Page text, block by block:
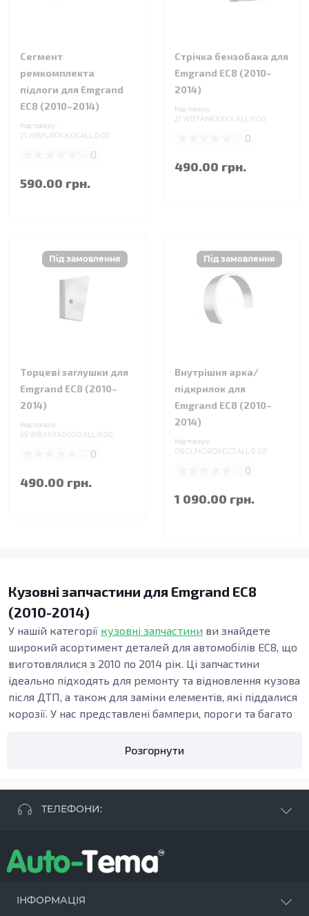
Сегмент
ремкомплекта
підлоги для Emgrand
EC8 (2010–2014)
Код товару:
21.WBFLRPXXXX.ALL.0.00
0
590.00 грн.
Стрічка бензобака для
Emgrand EC8 (2010–
2014)
Код товару:
21.WBTANKXXXX.ALL.0.00
0
490.00 грн.
Торцеві заглушки для
Emgrand EC8 (2010–
2014)
Код товару:
55.WBXXXX0000.ALL.0.00
0
490.00 грн.
Внутрішня арка/
підкрилок для
Emgrand EC8 (2010–
2014)
Код товару:
08.GLMGRDXEC7.ALL.0.00
0
1 090.00 грн.
Кузовні запчастини для Emgrand EC8
(2010-2014)
У нашій категорії кузовні запчастини ви знайдете
широкий асортимент деталей для автомобілів EC8, що
виготовлялися з 2010 по 2014 рік. Ці запчастини
ідеально підходять для ремонту та відновлення кузова
після ДТП, а також для заміни елементів, які піддалися
корозії. У нас представлені бампери, пороги та багато
забезпечення зовнішнього вигляду та безпеки вашого
Кузовні деталі, такі як пороги, підсилювачі та бампери,
виконують важливу функцію у забезпеченні
захищають кузов під час бокових ударів, тоді як
бампери забезпечують безпеку при незначних
зазнав корозії, ці деталі можуть потребувати заміни.
Розгорнути
ТЕЛЕФОНИ:
+38 096 250 84 38
+38 099 657 61 50
ІНФОРМАЦІЯ